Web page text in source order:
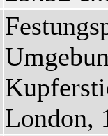
London,